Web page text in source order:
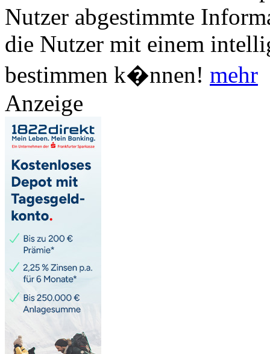
Nutzer abgestimmte
die Nutzer mit einem
bestimmen k�nnen! mehr
Anzeige